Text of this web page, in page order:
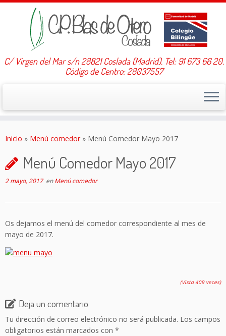
C/ Virgen del Mar s/n 28821 Coslada (Madrid). Tel: 91 673 66 20.
Código de Centro: 28037557
Inicio » Menú comedor » Menú Comedor Mayo 2017
Menú Comedor Mayo 2017
2 mayo, 2017enMenú comedor
Os dejamos el menú del comedor correspondiente al mes de
mayo de 2017.
(Visto 409 veces)
Deja un comentario
Tu dirección de correo electrónico no será publicada. Los campos
obligatorios están marcados con *